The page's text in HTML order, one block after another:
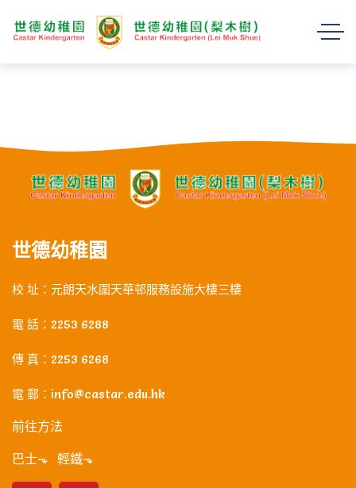
世德幼稚園
校 址：元朗天水圍天華邨服務設施大樓三樓
電 話：2253 6288
傳 真：2253 6268
電 郵：info@castar.edu.hk
前往方法
巴士⬎ 輕鐵⬎